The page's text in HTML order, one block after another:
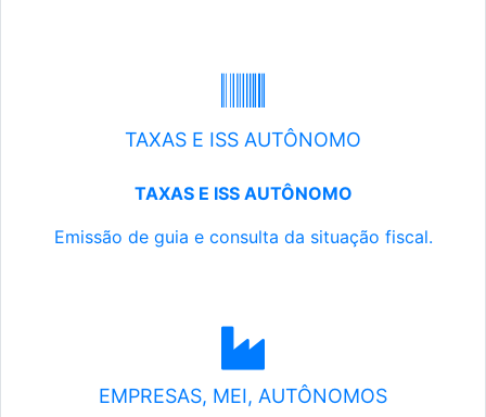
TAXAS E ISS AUTÔNOMO
TAXAS E ISS AUTÔNOMO
Emissão de guia e consulta da situação fiscal.
EMPRESAS, MEI, AUTÔNOMOS